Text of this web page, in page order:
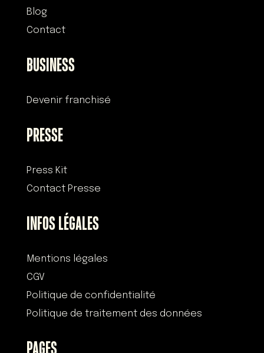
Blog
Contact
BUSINESS
Devenir franchisé
PRESSE
Press Kit
Contact Presse
INFOS LÉGALES
Mentions légales
CGV
Politique de confidentialité
Politique de traitement des données
PAGES